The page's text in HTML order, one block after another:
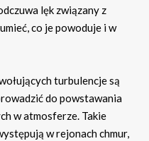
lęk związany z
co je powoduje i w
turbulencje są
do powstawania
w atmosferze. Takie
w rejonach chmur,